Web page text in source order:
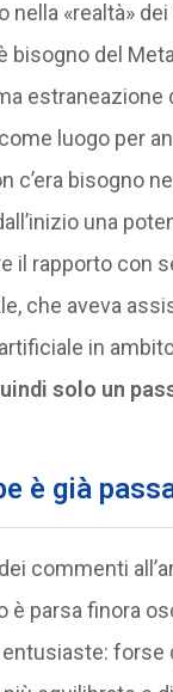
nella «realtà»
bisogno del
estraneazione
luogo per
c’era bisogno
una
il rapporto con
che aveva
in
solo un
è già
commenti
è parsa finora